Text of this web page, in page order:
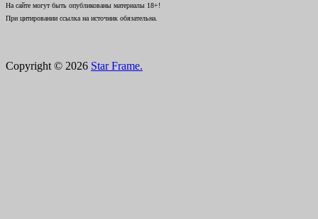
На сайте могут быть опубликованы материалы 18+!
При цитировании ссылка на источник обязательна.
Copyright © 2026 Star Frame.